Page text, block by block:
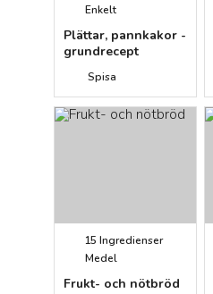
Enkelt
Plättar, pannkakor -
grundrecept
Spisa
15 Ingredienser
Medel
Frukt- och nötbröd